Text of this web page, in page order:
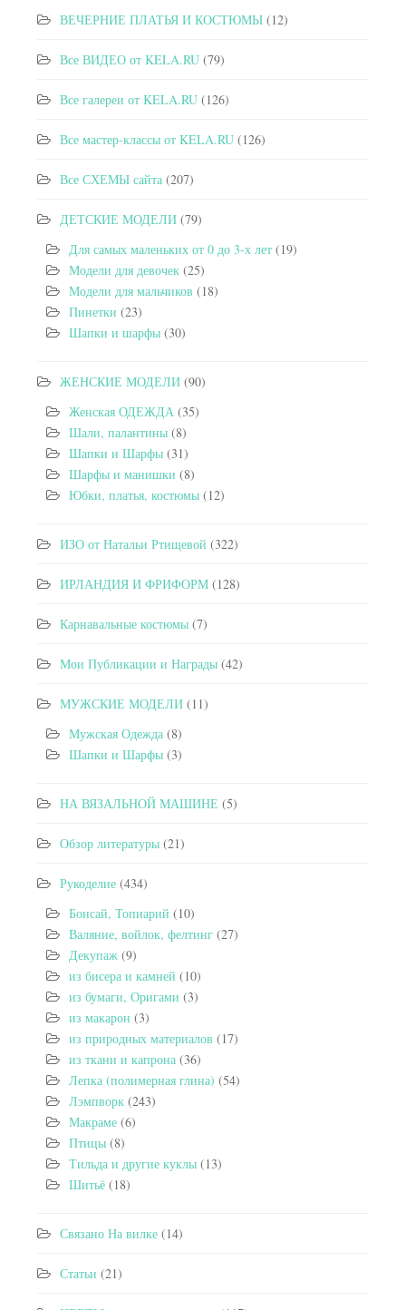
ВЕЧЕРНИЕ ПЛАТЬЯ И КОСТЮМЫ (12)
Все ВИДЕО от KELA.RU (79)
Все галереи от KELA.RU (126)
Все мастер-классы от KELA.RU (126)
Все СХЕМЫ сайта (207)
ДЕТСКИЕ МОДЕЛИ (79)
Для самых маленьких от 0 до 3-х лет (19)
Модели для девочек (25)
Модели для мальчиков (18)
Пинетки (23)
Шапки и шарфы (30)
ЖЕНСКИЕ МОДЕЛИ (90)
Женская ОДЕЖДА (35)
Шали, палантины (8)
Шапки и Шарфы (31)
Шарфы и манишки (8)
Юбки, платья, костюмы (12)
ИЗО от Натальи Ртищевой (322)
ИРЛАНДИЯ И ФРИФОРМ (128)
Карнавальные костюмы (7)
Мои Публикации и Награды (42)
МУЖСКИЕ МОДЕЛИ (11)
Мужская Одежда (8)
Шапки и Шарфы (3)
НА ВЯЗАЛЬНОЙ МАШИНЕ (5)
Обзор литературы (21)
Рукоделие (434)
Бонсай, Топиарий (10)
Валяние, войлок, фелтинг (27)
Декупаж (9)
из бисера и камней (10)
из бумаги, Оригами (3)
из макарон (3)
из природных материалов (17)
из ткани и капрона (36)
Лепка (полимерная глина) (54)
Лэмпворк (243)
Макраме (6)
Птицы (8)
Тильда и другие куклы (13)
Шитьё (18)
Связано На вилке (14)
Статьи (21)